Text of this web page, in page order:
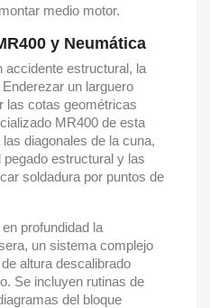
medio motor.
y Neumática
accidente estructural, la
un larguero
las cotas geométricas
MR400 de esta
diagonales de la cuna,
estructural y las
soldadura por puntos de
profundidad la
un sistema complejo
altura descalibrado
Se incluyen rutinas de
del bloque